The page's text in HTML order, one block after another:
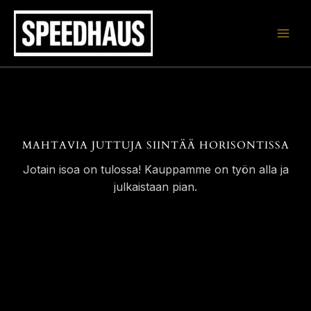
Siirry
sisältöön
MAHTAVIA JUTTUJA SIINTÄÄ HORISONTISSA
Jotain isoa on tulossa! Kauppamme on työn alla ja
julkaistaan pian.